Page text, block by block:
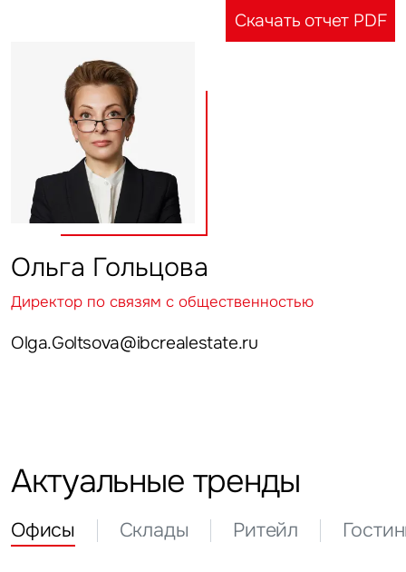
Скачать отчет PDF
Ольга Гольцова
Директор по связям с общественностью
Olga.Goltsova@ibcrealestate.ru
Актуальные тренды
Офисы Склады Ритейл